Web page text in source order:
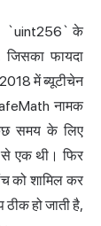
`uint256` के
फायदा
में ब्यूटीचेन
नामक
समय के लिए
से एक थी। फिर
को शामिल कर
हो जाती है,